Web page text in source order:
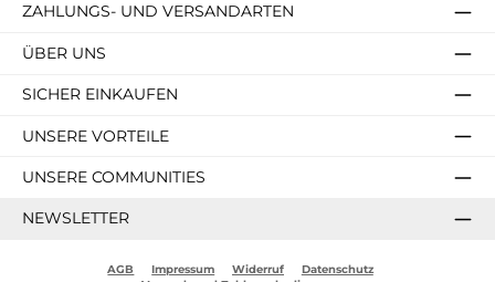
ZAHLUNGS- UND VERSANDARTEN
ÜBER UNS
SICHER EINKAUFEN
UNSERE VORTEILE
UNSERE COMMUNITIES
NEWSLETTER
AGB Impressum Widerruf
Datenschutz